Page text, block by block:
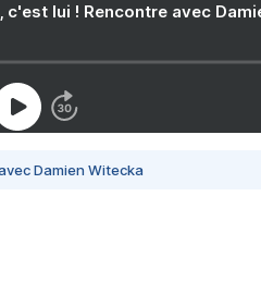
lui ! Rencontre avec
Damien Witecka